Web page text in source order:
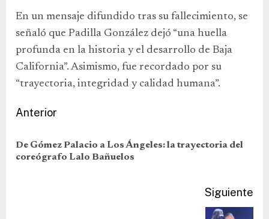
En un mensaje difundido tras su fallecimiento, se
señaló que Padilla González dejó “una huella
profunda en la historia y el desarrollo de Baja
California”. Asimismo, fue recordado por su
“trayectoria, integridad y calidad humana”.
Anterior
De Gómez Palacio a Los Ángeles: la trayectoria del
coreógrafo Lalo Bañuelos
Siguiente